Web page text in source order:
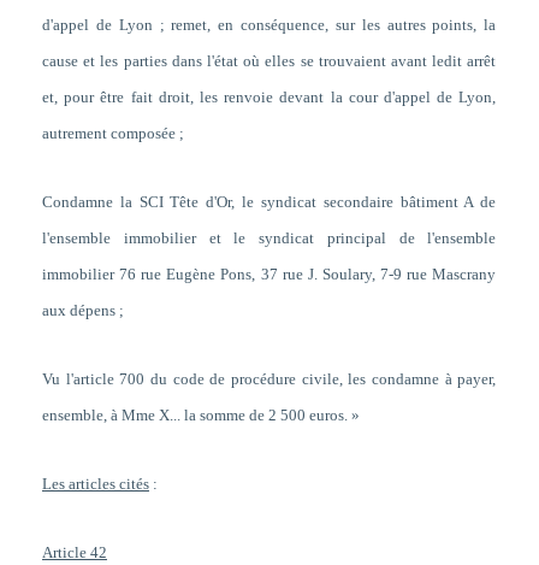
d'appel de Lyon ; remet, en conséquence, sur les autres points, la
cause et les parties dans l'état où elles se trouvaient avant ledit arrêt
et, pour être fait droit, les renvoie devant la cour d'appel de Lyon,
autrement composée ;
Condamne la SCI Tête d'Or, le syndicat secondaire bâtiment A de
l'ensemble immobilier et le syndicat principal de l'ensemble
immobilier 76 rue Eugène Pons, 37 rue J. Soulary, 7-9 rue Mascrany
aux dépens ;
Vu l'article 700 du code de procédure civile, les condamne à payer,
ensemble, à Mme X... la somme de 2 500 euros. »
Les articles cités:
Article 42